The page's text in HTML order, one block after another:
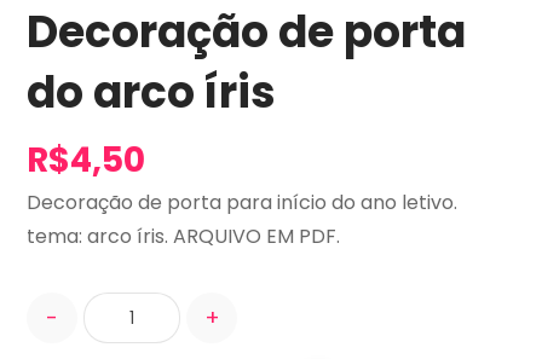
Decoração de porta
do arco íris
R$4,50
Decoração de porta para início do ano letivo.
tema: arco íris. ARQUIVO EM PDF.
- +